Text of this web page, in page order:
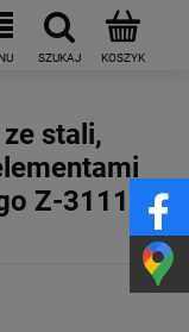
stali,
Z-3111-